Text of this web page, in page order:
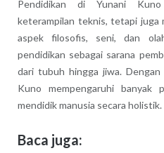
Pendidikan di Yunani
keterampilan teknis, tetapi juga
aspek filosofis, seni, dan
pendidikan sebagai sarana
dari tubuh hingga jiwa.
Kuno mempengaruhi banyak
mendidik manusia secara holistik.
Baca juga: